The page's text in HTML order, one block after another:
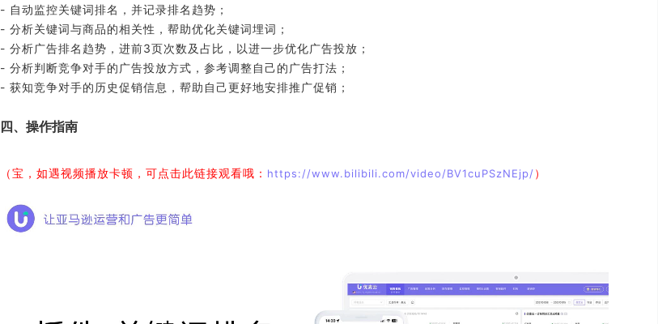
- 自动监控关键词排名，并记录排名趋势；
- 分析关键词与商品的相关性，帮助优化关键词埋词；
- 分析广告排名趋势，进前3页次数及占比，以进一步优化广告投放；
- 分析判断竞争对手的广告投放方式，参考调整自己的广告打法；
- 获知竞争对手的历史促销信息，帮助自己更好地安排推广促销；
四、操作指南
（宝，如遇视频播放卡顿，可点击此链接观看哦： https://www.bilibili.com/video/BV1cuPSzNEjp/）